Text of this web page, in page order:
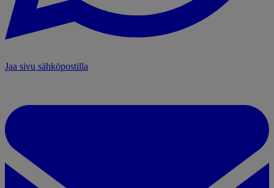
Jaa sivu sähköpostilla